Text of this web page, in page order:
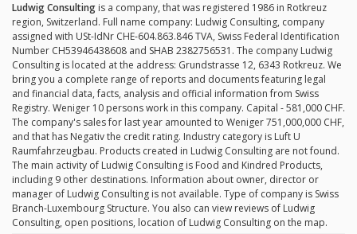
Ludwig Consulting is a company, that was registered 1986 in Rotkreuz
region, Switzerland. Full name company: Ludwig Consulting, company
assigned with USt-IdNr CHE-604.863.846 TVA, Swiss Federal Identification
Number CH53946438608 and SHAB 2382756531. The company Ludwig
Consulting is located at the address: Grundstrasse 12, 6343 Rotkreuz. We
bring you a complete range of reports and documents featuring legal
and financial data, facts, analysis and official information from Swiss
Registry. Weniger 10 persons work in this company. Capital - 581,000 CHF.
The company's sales for last year amounted to Weniger 751,000,000 CHF,
and that has Negativ the credit rating. Industry category is Luft U
Raumfahrzeugbau. Products created in Ludwig Consulting are not found.
The main activity of Ludwig Consulting is Food and Kindred Products,
including 9 other destinations. Information about owner, director or
manager of Ludwig Consulting is not available. Type of company is Swiss
Branch-Luxembourg Structure. You also can view reviews of Ludwig
Consulting, open positions, location of Ludwig Consulting on the map.